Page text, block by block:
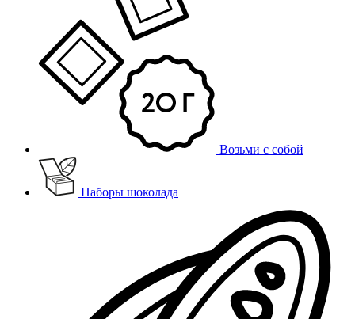
Возьми с собой
Наборы шоколада